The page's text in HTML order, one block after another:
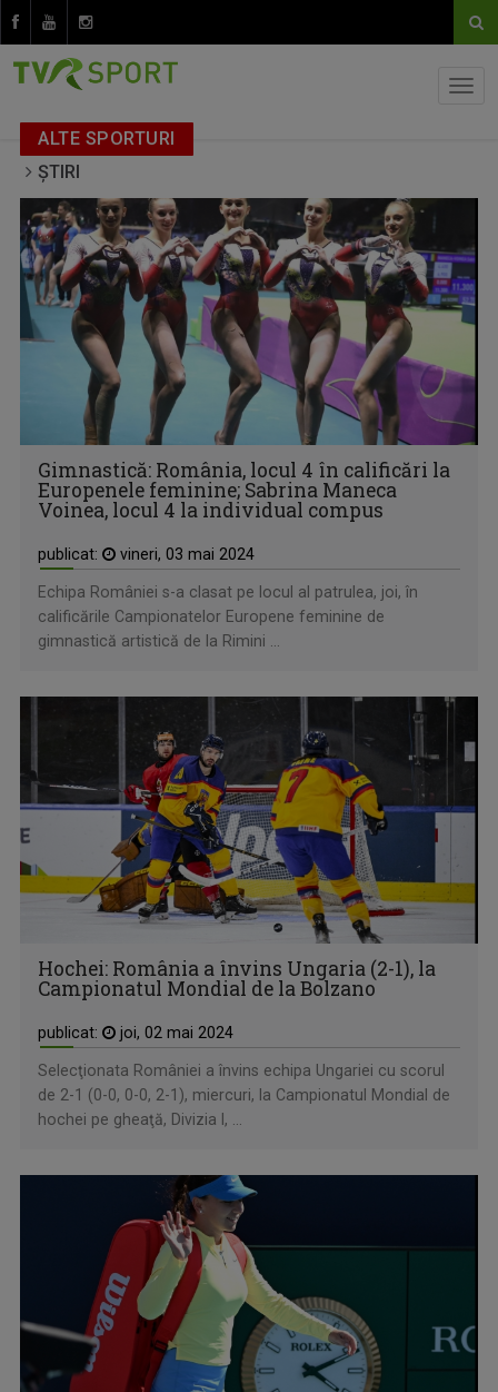
ALTE SPORTURI
ȘTIRI
Gimnastică: România, locul 4 în calificări la
Europenele feminine; Sabrina Maneca
Voinea, locul 4 la individual compus
publicat: vineri, 03 mai 2024
Echipa României s-a clasat pe locul al patrulea, joi, în
calificările Campionatelor Europene feminine de
gimnastică artistică de la Rimini ...
Hochei: România a învins Ungaria (2-1), la
Campionatul Mondial de la Bolzano
publicat: joi, 02 mai 2024
Selecţionata României a învins echipa Ungariei cu scorul
de 2-1 (0-0, 0-0, 2-1), miercuri, la Campionatul Mondial de
hochei pe gheaţă, Divizia I, ...